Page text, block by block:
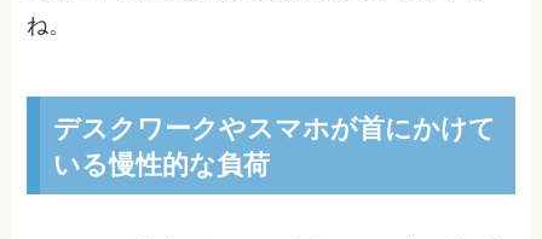
ね。
デスクワークやスマホが首にかけて
いる慢性的な負荷